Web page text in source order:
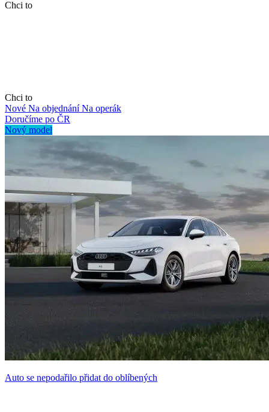
Chci to
Chci to
Nové Na objednáníNa operák
Doručíme po ČR
Nový model
Auto se nepodařilo přidat do oblíbených